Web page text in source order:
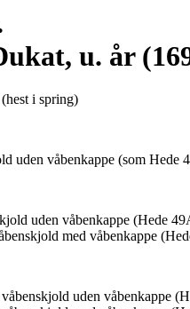
u. år
i spring)
uden våbenkappe (som Hede
uden våbenkappe (Hede
med våbenkappe
uden våbenkappe